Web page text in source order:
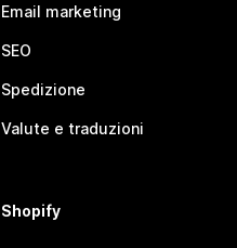
Email marketing
SEO
Spedizione
Valute e traduzioni
Shopify